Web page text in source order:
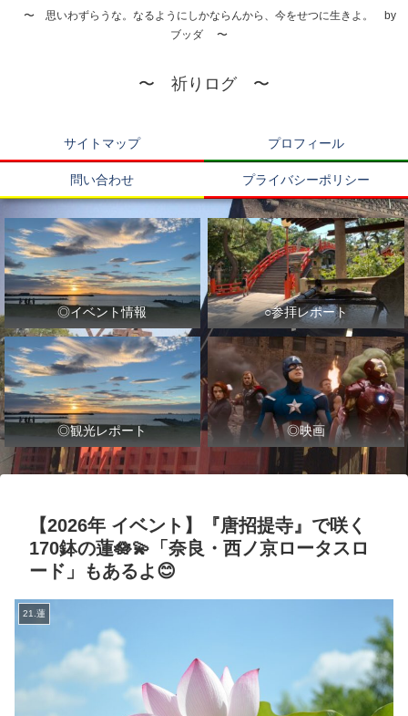
〜 思いわずらうな。なるようにしかならんから、今をせつに生きよ。 by
ブッダ 〜
〜 祈りログ 〜
サイトマップ プロフィール
問い合わせ プライバシーポリシー
◎イベント情報 ○参拝レポート
◎観光レポート ◎映画
【2026年 イベント】『唐招提寺』で咲く
170鉢の蓮🪷💫「奈良・西ノ京ロータスロ
ード」もあるよ😊
21.蓮